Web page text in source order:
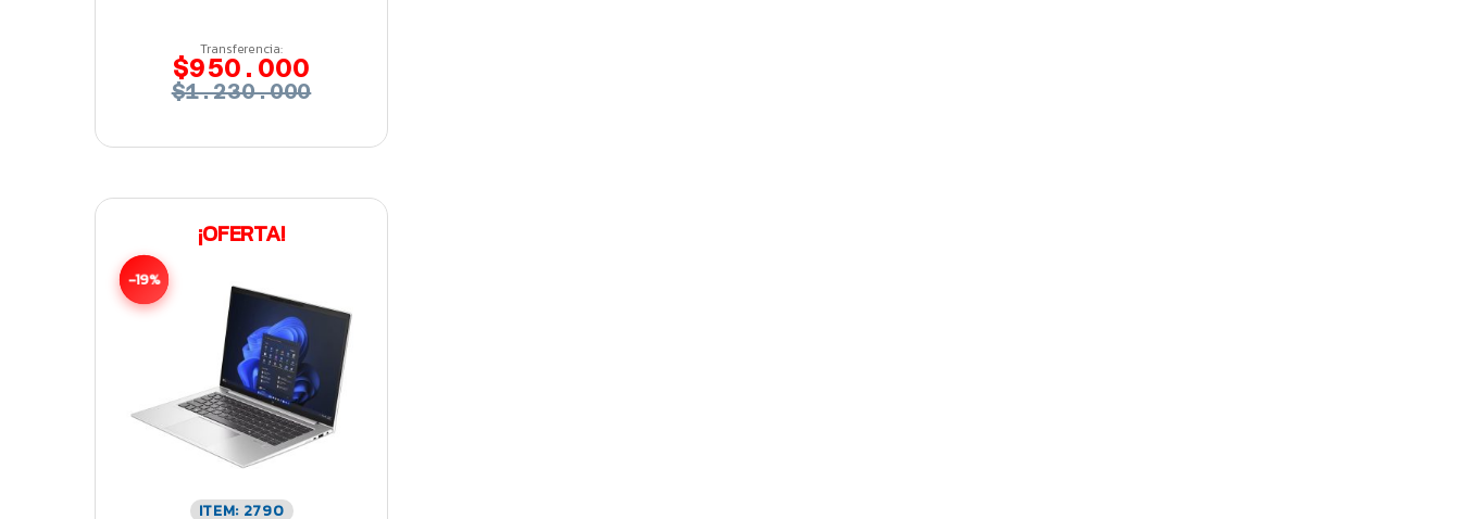
Transferencia:
$950.000
$1.230.000
¡OFERTA!
-19%
ITEM: 2790